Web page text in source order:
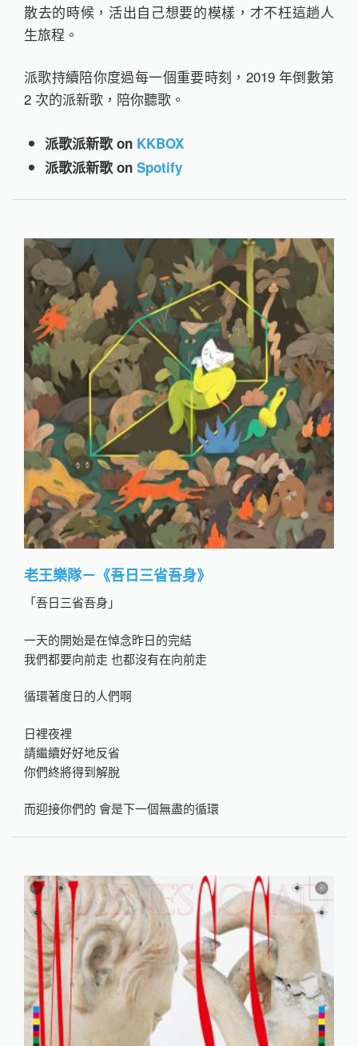
散去的時候，活出自己想要的模樣，才不枉這趟人
生旅程。
派歌持續陪你度過每一個重要時刻，2019 年倒數第
2 次的派新歌，陪你聽歌。
派歌派新歌 on KKBOX
派歌派新歌 on Spotify
老王樂隊－《吾日三省吾身》
「吾日三省吾身」
一天的開始是在悼念昨日的完結
我們都要向前走 也都沒有在向前走
循環著度日的人們啊
日裡夜裡
請繼續好好地反省
你們終將得到解脫
而迎接你們的 會是下一個無盡的循環